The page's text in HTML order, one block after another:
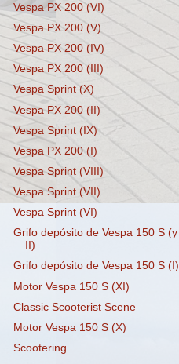
Vespa PX 200 (VI)
Vespa PX 200 (V)
Vespa PX 200 (IV)
Vespa PX 200 (III)
Vespa Sprint (X)
Vespa PX 200 (II)
Vespa Sprint (IX)
Vespa PX 200 (I)
Vespa Sprint (VIII)
Vespa Sprint (VII)
Vespa Sprint (VI)
Grifo depósito de Vespa 150 S (y
II)
Grifo depósito de Vespa 150 S (I)
Motor Vespa 150 S (XI)
Classic Scooterist Scene
Motor Vespa 150 S (X)
Scootering